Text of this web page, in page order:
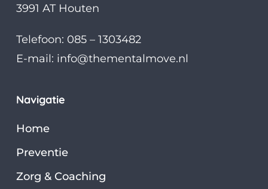
3991 AT Houten
Telefoon: 085 – 1303482
E-mail: info@thementalmove.nl
Navigatie
Home
Preventie
Zorg & Coaching